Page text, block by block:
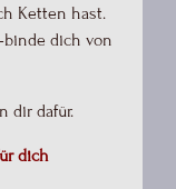
Ketten hast.
dich von
dir dafür.
dich